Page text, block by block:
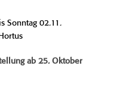
Sonntag 02.11.
ab 25. Oktober